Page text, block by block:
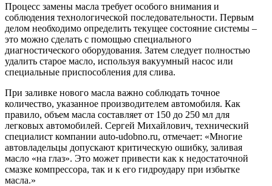
Процесс замены масла требует особого внимания и
соблюдения технологической последовательности. Первым
делом необходимо определить текущее состояние системы –
это можно сделать с помощью специального
диагностического оборудования. Затем следует полностью
удалить старое масло, используя вакуумный насос или
специальные приспособления для слива.
При заливке нового масла важно соблюдать точное
количество, указанное производителем автомобиля. Как
правило, объем масла составляет от 150 до 250 мл для
легковых автомобилей. Сергей Михайлович, технический
специалист компании auto-udobno.ru, отмечает: «Многие
автовладельцы допускают критическую ошибку, заливая
масло «на глаз». Это может привести как к недостаточной
смазке компрессора, так и к его гидроудару при избытке
масла.»